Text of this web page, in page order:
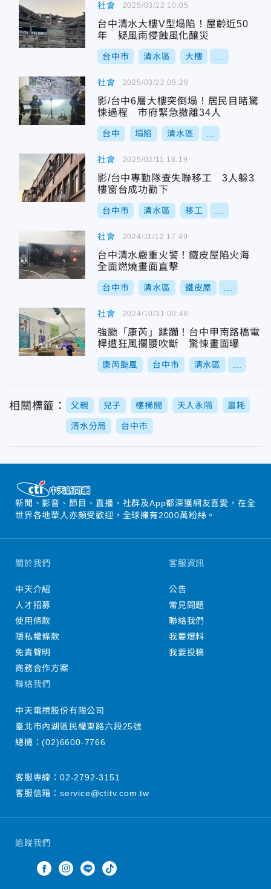
社會
台中清水大樓V型塌陷！屋齡近50
年 疑風雨侵蝕風化釀災
台中市 清水區 大樓
2025/03/22 10:05
社會
影/台中6層大樓突倒塌！居民目睹驚
悚過程 市府緊急撤離34人
台中 塌陷 清水區
2025/03/22 09:29
社會
影/台中專勤隊查失聯移工 3人躲3
樓窗台成功勸下
台中市 清水區 移工
2025/02/11 18:19
社會
台中清水嚴重火警！鐵皮屋陷火海
全面燃燒畫面直擊
台中市 清水區 鐵皮屋
2024/11/12 17:49
社會
強颱「康芮」蹂躪！台中甲南路橋電
桿遭狂風攔腰吹斷 驚悚畫面曝
康芮颱風 台中市 清水區
2024/10/31 09:46
相關標籤： 父親 兒子 樓梯間 天人永隔 噩耗
清水分局 台中市
新聞、影音、節目、直播、社群及App都深獲網友喜愛，在全
世界各地華人亦頗受歡迎，全球擁有2000萬粉絲。
追蹤我們
關於我們
中天介紹
人才招募
使用條款
隱私權條款
免責聲明
商務合作方案
客服資訊
公告
常見問題
聯絡我們
我要爆料
我要投稿
聯絡我們
中天電視股份有限公司
臺北市內湖區民權東路六段25號
總機：(02)6600-7766
客服專線： 02-2792-3151
客服信箱： service@ctitv.com.tw